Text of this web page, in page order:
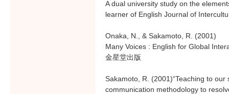
A dual university study on the
learner of English Journal of
Onaka, N., & Sakamoto, R. (2001)
Many Voices : English for Global
金星堂出版
Sakamoto, R. (2001)“Teaching to
communication methodology to